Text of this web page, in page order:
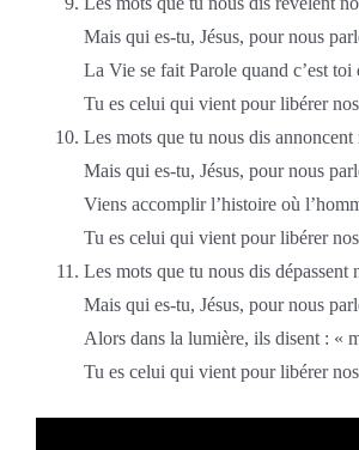
Mais qui es-tu, Jésus, pour nous
La Vie se fait Parole quand c’est toi
Tu es celui qui vient pour libérer
Les mots que tu nous dis
Mais qui es-tu, Jésus, pour nous
Viens accomplir l’histoire où
Tu es celui qui vient pour libérer
Les mots que tu nous dis dépassent
Mais qui es-tu, Jésus, pour nous
Alors dans la lumière, ils disent : «
Tu es celui qui vient pour libérer